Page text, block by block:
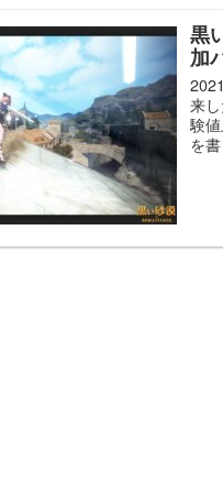
黒
加
来
験
を